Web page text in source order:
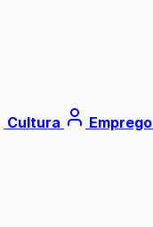
Cultura Emprego